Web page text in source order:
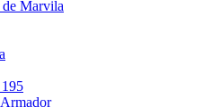
Marvila